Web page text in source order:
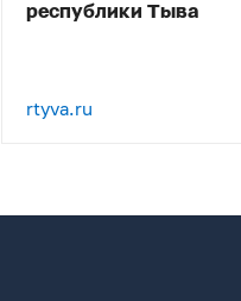
республики Тыва
rtyva.ru